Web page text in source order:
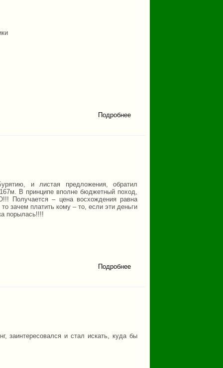
Подробнее
и листая предложения, обратил
В принципе вполне бюджетный поход,
Получается – цена восхождения равна
зачем платить кому – то, если эти деньги
порылась!!!!
Подробнее
заинтересовался и стал искать, куда бы